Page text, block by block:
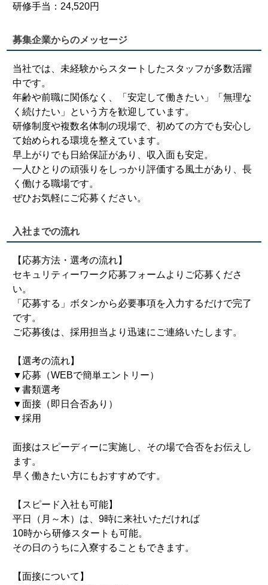
研修手当：24,520円
募集企業からのメッセージ
当社では、未経験からスタートしたスタッフが多数活躍
中です。
年齢や前職に関係なく、「安定して働きたい」「無理な
く続けたい」という方を歓迎しています。
研修制度や複数名体制の現場で、初めての方でも安心し
て始められる環境を整えています。
早上がりでも日給保証があり、収入面も安定。
一人ひとりの頑張りをしっかり評価する風土があり、長
く働ける職場です。
ぜひお気軽にご応募ください。
入社までの流れ
【応募方法・選考の流れ】
セキュリティーワーク応募フォームよりご応募くださ
い。
「応募する」ボタンから必要事項を入力するだけで完了
です。
ご応募後は、採用担当より迅速にご連絡いたします。
【選考の流れ】
▼応募（WEBで簡単エントリー）
▼書類選考
▼面接（即日合否あり）
▼採用
面接はスピーディーに実施し、その場で合否をお伝えし
ます。
早く働きたい方にもおすすめです。
【スピード入社も可能】
平日（月～木）は、9時に来社いただければ
10時から研修スタートも可能。
その日のうちに入寮することもできます。
【面接について】